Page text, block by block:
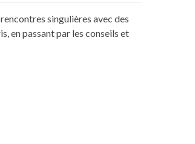
singulières avec des
en passant par les conseils et